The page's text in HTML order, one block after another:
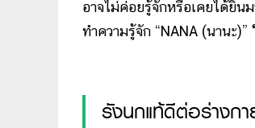
อาจไม่ค่อยรู้จักหรือเคยได้ยิน
ทำความรู้จัก “NANA (นานะ
รังนกแท้ดีต่อร่างก